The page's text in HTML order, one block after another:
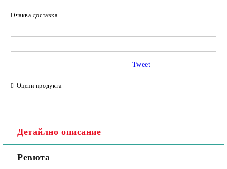
Очаква доставка
Оцени продукта
Tweet
Детайлно описание
Ревюта